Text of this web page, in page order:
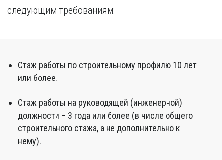
следующим требованиям:
Стаж работы по строительному профилю 10 лет
или более.
Стаж работы на руководящей (инженерной)
должности – 3 года или более (в числе общего
строительного стажа, а не дополнительно к
нему).